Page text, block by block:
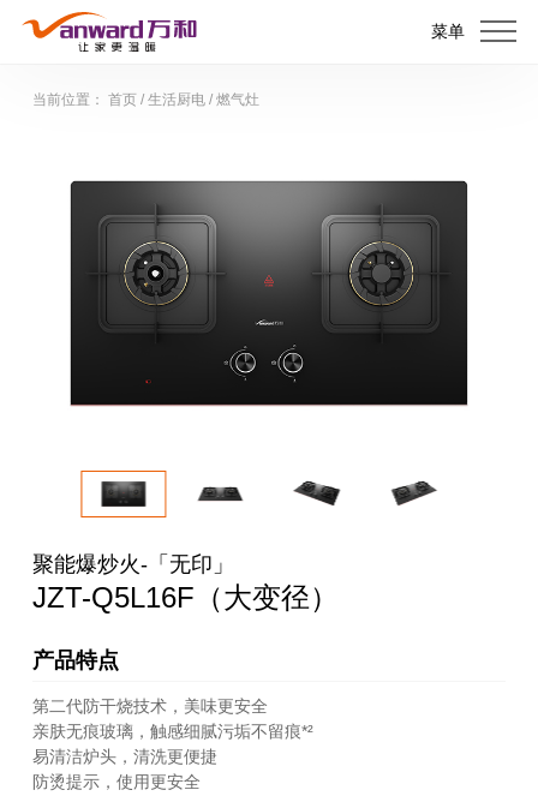
菜单
当前位置： 首页/ 生活厨电/ 燃气灶
聚能爆炒火-「无印」
JZT-Q5L16F（大变径）
产品特点
第二代防干烧技术，美味更安全
亲肤无痕玻璃，触感细腻污垢不留痕*²
易清洁炉头，清洗更便捷
防烫提示，使用更安全